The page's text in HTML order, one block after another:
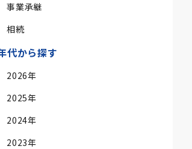
事業承継
相続
代から探す
2026年
2025年
2024年
2023年